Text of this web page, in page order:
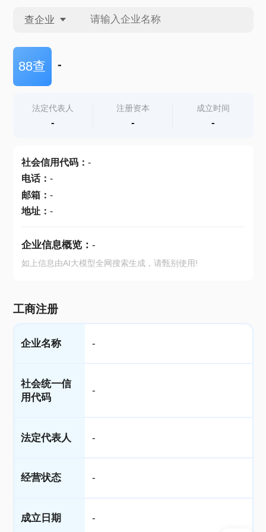
查企业
查企业
查产地
88查 -
法定代表人
-
注册资本
-
成立时间
-
社会信用代码： -
电话： -
邮箱： -
地址： -
企业信息概览： -
如上信息由AI大模型全网搜索生成，请甄别使用!
工商注册
企业名称 -
社会统一信
用代码
-
法定代表人 -
经营状态 -
成立日期 -